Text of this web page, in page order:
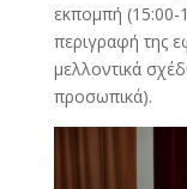
εκπομπή (15:00-
περιγραφή της
μελλοντικά
προσωπικά).